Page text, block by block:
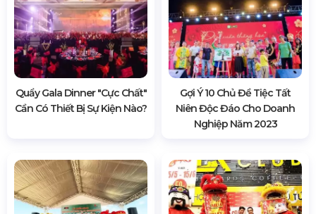
Quẩy Gala Dinner "cực Chất"
Cần Có Thiết Bị Sự Kiện Nào?
Gợi Ý 10 Chủ Đề Tiệc Tất
Niên Độc Đáo Cho Doanh
Nghiệp Năm 2023